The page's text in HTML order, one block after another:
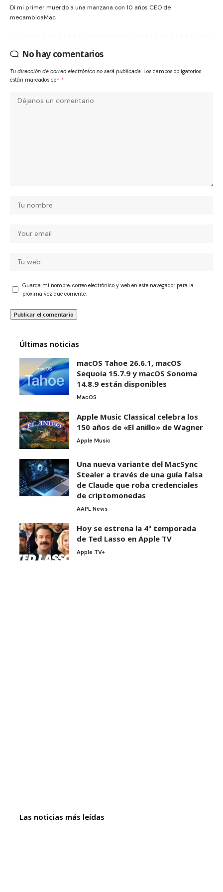
Dí mi primer muerdo a una manzana con 10 años CEO de
mecambioaMac
No hay comentarios
Tu dirección de correo electrónico no será publicada. Los campos obligatorios
están marcados con *
Guarda mi nombre, correo electrónico y web en este navegador para la
próxima vez que comente.
Últimas noticias
macOS Tahoe 26.6.1, macOS
Sequoia 15.7.9 y macOS Sonoma
14.8.9 están disponibles
MacOS
Apple Music Classical celebra los
150 años de «El anillo» de Wagner
Apple Music
Una nueva variante del MacSync
Stealer a través de una guía falsa
de Claude que roba credenciales
de criptomonedas
AAPL News
Hoy se estrena la 4ª temporada
de Ted Lasso en Apple TV
Apple TV+
Las noticias más leídas